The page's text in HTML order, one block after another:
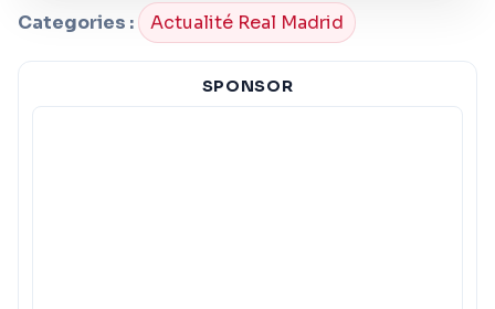
Categories : Actualité Real Madrid
SPONSOR